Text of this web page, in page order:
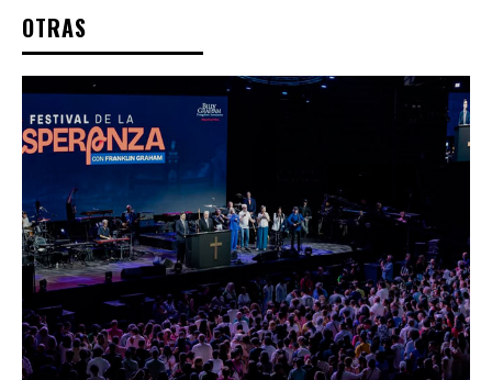
OTRAS